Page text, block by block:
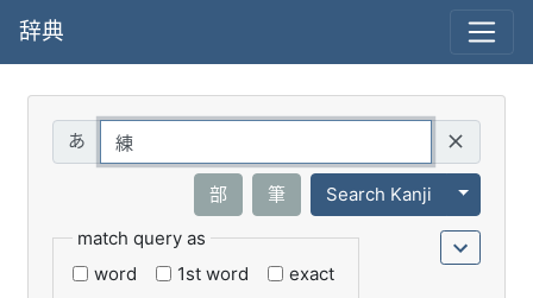
辞典
部 筆 Search Kanji
Toggle
match query as
word
1st word exact